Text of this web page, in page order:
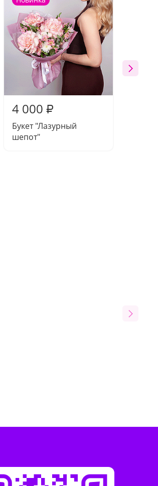
4 000 ₽
Букет "Лазурный
шепот"